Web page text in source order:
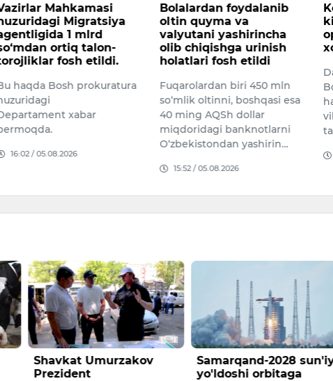
Mahkamasi
Migratsiya
1 mlrd
ortiq talon-
fosh etildi.
Bosh prokuratura
xabar
/ 05.08.2026
Bolalardan foydalanib
oltin quyma va
valyutani yashirincha
olib chiqishga urinish
holatlari fosh etildi
Fuqarolardan biri 450 mln
so‘mlik oltinni, boshqasi esa
40 ming AQSh dollar
miqdoridagi banknotlarni
O‘zbekistondan yashirin…
15:52 / 05.08.2026
opiy
Davlat
tadbir
15:34
Umurzakov
Samarqand-2028 sun'iy
yo'ldoshi orbitaga
Messi